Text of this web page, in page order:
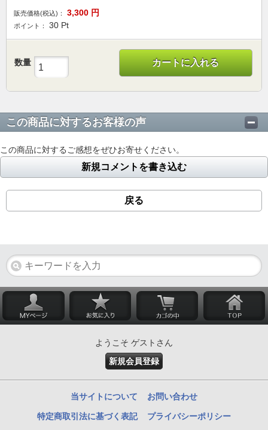
販売価格(税込)： 3,300 円
ポイント： 30 Pt
数量 カートに入れる
この商品に対するお客様の声
この商品に対するご感想をぜひお寄せください。
新規コメントを書き込む
戻る
ようこそ ゲストさん
新規会員登録
当サイトについて お問い合わせ
特定商取引法に基づく表記 プライバシーポリシー